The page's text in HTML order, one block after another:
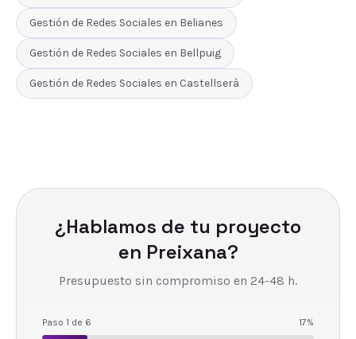
Gestión de Redes Sociales en Belianes
Gestión de Redes Sociales en Bellpuig
Gestión de Redes Sociales en Castellserà
¿Hablamos de tu proyecto
en Preixana?
Presupuesto sin compromiso en 24-48 h.
Paso 1 de 6 17%